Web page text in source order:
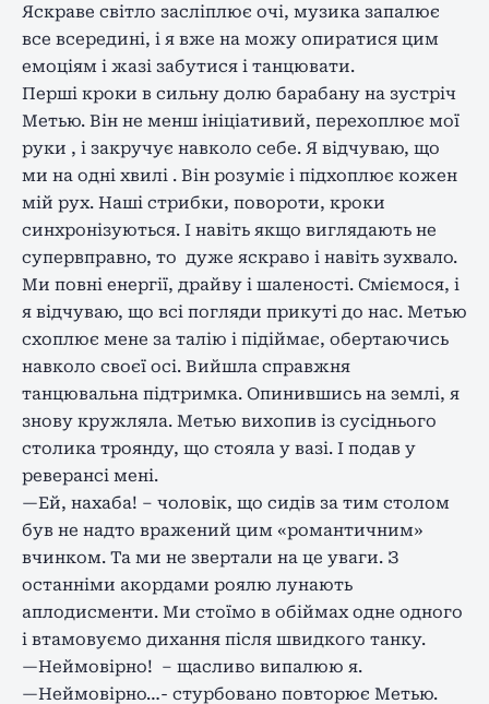
Яскраве світло засліплює очі, музика запалює
все всередині, і я вже на можу опиратися цим
емоціям і жазі забутися і танцювати.
Перші кроки в сильну долю барабану на зустріч
Метью. Він не менш ініціативий, перехоплює мої
руки , і закручує навколо себе. Я відчуваю, що
ми на одні хвилі . Він розуміє і підхоплює кожен
мій рух. Наші стрибки, повороти, кроки
синхронізуються. І навіть якщо виглядають не
супервправно, то дуже яскраво і навіть зухвало.
Ми повні енергії, драйву і шаленості. Сміємося, і
я відчуваю, що всі погляди прикуті до нас. Метью
схоплює мене за талію і підіймає, обертаючись
навколо своєї осі. Вийшла справжня
танцювальна підтримка. Опинившись на землі, я
знову кружляла. Метью вихопив із сусіднього
столика троянду, що стояла у вазі. І подав у
реверансі мені.
—Ей, нахаба! – чоловік, що сидів за тим столом
був не надто вражений цим «романтичним»
вчинком. Та ми не звертали на це уваги. З
останніми акордами роялю лунають
аплодисменти. Ми стоїмо в обіймах одне одного
і втамовуємо дихання після швидкого танку.
—Неймовірно! – щасливо випалюю я.
—Неймовірно…- стурбовано повторює Метью.